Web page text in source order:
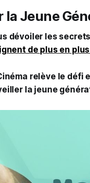
la Jeune
dévoiler les
de plus en
relève le défi
la jeune